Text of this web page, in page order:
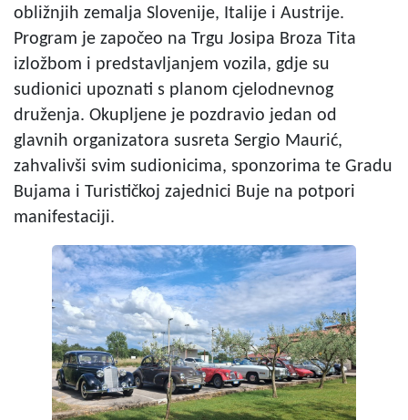
obližnjih zemalja Slovenije, Italije i Austrije.
Program je započeo na Trgu Josipa Broza Tita
izložbom i predstavljanjem vozila, gdje su
sudionici upoznati s planom cjelodnevnog
druženja. Okupljene je pozdravio jedan od
glavnih organizatora susreta Sergio Maurić,
zahvalivši svim sudionicima, sponzorima te Gradu
Bujama i Turističkoj zajednici Buje na potpori
manifestaciji.